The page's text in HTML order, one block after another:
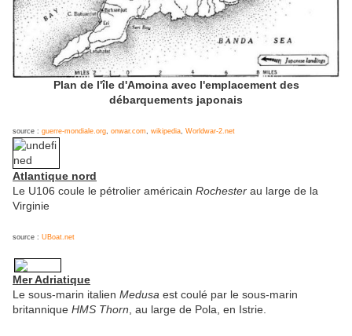
Plan de l'île d'Amoina avec l'emplacement des
débarquements japonais
source : guerre-mondiale.org, onwar.com, wikipedia, Worldwar-2.net
Atlantique nord
Le U106 coule le pétrolier américain Rochester au large de la
Virginie
source : UBoat.net
Mer Adriatique
Le sous-marin italien Medusa est coulé par le sous-marin
britannique HMS Thorn, au large de Pola, en Istrie.